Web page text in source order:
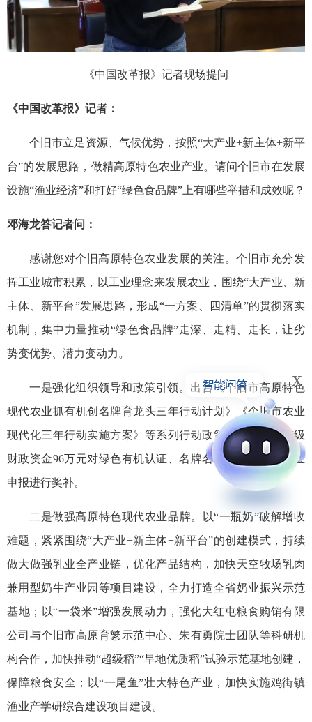
《中国改革报》记者现场提问
《中国改革报》记者：
个旧市立足资源、气候优势，按照“大产业+新主体+新平
台”的发展思路，做精高原特色农业产业。请问个旧市在发展
设施“渔业经济”和打好“绿色食品牌”上有哪些举措和成效呢？
邓海龙答记者问：
感谢您对个旧高原特色农业发展的关注。个旧市充分发
挥工业城市积累，以工业理念来发展农业，围绕“大产业、新
主体、新平台”发展思路，形成“一方案、四清单”的贯彻落实
机制，集中力量推动“绿色食品牌”走深、走精、走长，让劣
势变优势、潜力变动力。
一是强化组织领导和政策引领。出台《个旧市高原特色
现代农业抓有机创名牌育龙头三年行动计划》《个旧市农业
现代化三年行动实施方案》等系列行动政策措施，安排市级
财政资金96万元对绿色有机认证、名牌名品创建、龙头企业
申报进行奖补。
二是做强高原特色现代农业品牌。以“一瓶奶”破解增收
难题，紧紧围绕“大产业+新主体+新平台”的创建模式，持续
做大做强乳业全产业链，优化产品结构，加快天空牧场乳肉
兼用型奶牛产业园等项目建设，全力打造全省奶业振兴示范
基地；以“一袋米”增强发展动力，强化大红屯粮食购销有限
公司与个旧市高原育繁示范中心、朱有勇院士团队等科研机
构合作，加快推动“超级稻”“旱地优质稻”试验示范基地创建，
保障粮食安全；以“一尾鱼”壮大特色产业，加快实施鸡街镇
渔业产学研综合建设项目建设。
x